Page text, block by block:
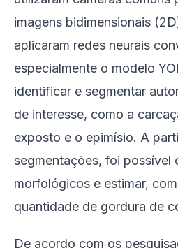
imagens bidimensionais
aplicaram redes neurais
especialmente o modelo
identificar e segmentar
de interesse, como a
exposto e o epimísio. A
segmentações, foi possível
morfológicos e estimar,
quantidade de gordura de
De acordo com os